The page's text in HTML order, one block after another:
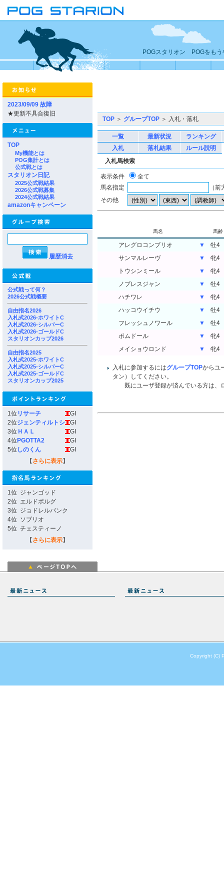
POGスタリオン POGをもう
2023/09/09 故障
★更新不具合復旧
TOP
My機能とは
POG集計とは
公式戦とは
スタリオン日記
2025公式戦結果
2026公式戦募集
2024公式戦結果
amazonキャンペーン
履歴消去
公式戦って何？
2026公式戦概要
自由指名2026
入札式2026-ホワイトC
入札式2026-シルバーC
入札式2026-ゴールドC
スタリオンカップ2026
自由指名2025
入札式2025-ホワイトC
入札式2025-シルバーC
入札式2025-ゴールドC
スタリオンカップ2025
1位 リサーチ
GI
2位ジェンティルトシ
GI
3位 ＨＡＬ
GI
4位 PGOTTA2
GI
5位 しのくん
GI
【 さらに表示】
1位 ジャンゴッド
2位 エルドボルグ
3位 ジョドレルバンク
4位 ソブリオ
5位 チェスティーノ
【 さらに表示】
TOP ＞ グループTOP ＞ 入札・落札
一覧 最新状況
ランキング
入札
落札結果
ルール説明
入札馬検索
表示条件
全て
馬名指定
（
その他
馬名 馬齢
アレグロコンブリオ ▼
牡4
サンマルレーヴ
▼
牝4
トウシンミール
▼
牝4
ノブレスジャン
▼
牡4
ハチワレ
▼
牝4
ハッコウイチウ
▼
牡4
フレッシュノワール
▼
牡4
ポムドール
▼
牝4
メイショウロンド
▼ 牝4
入札に参加するにはグループTOPからユ
タン）してください。
既にユーザ登録が済んでいる方は、
Copyright (C)